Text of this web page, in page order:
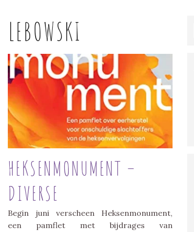
LEBOWSKI
HEKSENMONUMENT –
DIVERSE
Begin juni verscheen Heksenmonument,
een pamflet met bijdrages van